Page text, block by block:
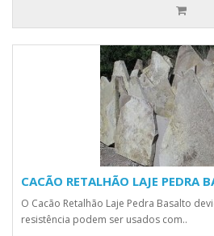
CACÃO RETALHÃO LAJE PEDRA
O Cacão Retalhão Laje Pedra Basalto
resistência podem ser usados com..